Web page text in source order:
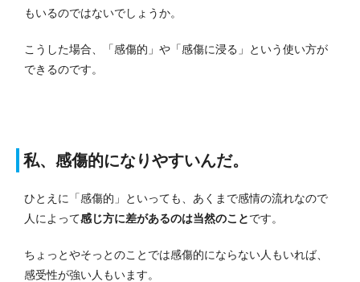
もいるのではないでしょうか。
こうした場合、「感傷的」や「感傷に浸る」という使い方が
できるのです。
私、感傷的になりやすいんだ。
ひとえに「感傷的」といっても、あくまで感情の流れなので
人によって感じ方に差があるのは当然のことです。
ちょっとやそっとのことでは感傷的にならない人もいれば、
感受性が強い人もいます。